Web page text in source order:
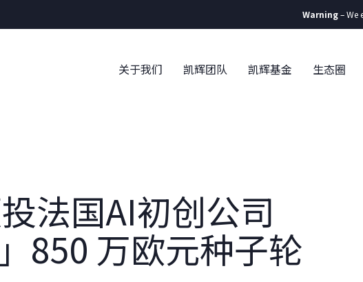
Warning– We
关于我们 凯辉团队 凯辉基金 生态圈
法国AI初创公司
850 万欧元种子轮